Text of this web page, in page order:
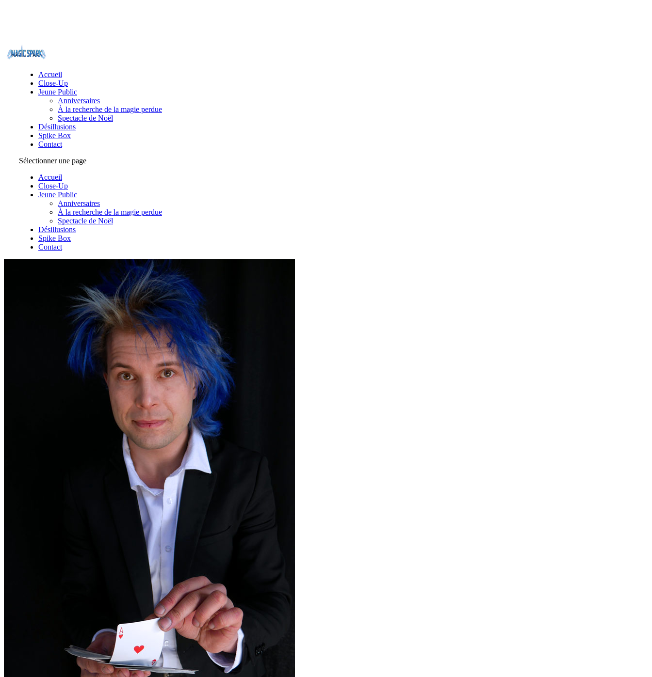
Accueil
Close-Up
Jeune Public
Anniversaires
À la recherche de la magie perdue
Spectacle de Noël
Désillusions
Spike Box
Contact
Sélectionner une page
Accueil
Close-Up
Jeune Public
Anniversaires
À la recherche de la magie perdue
Spectacle de Noël
Désillusions
Spike Box
Contact